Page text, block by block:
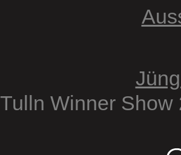
Tulln Winner